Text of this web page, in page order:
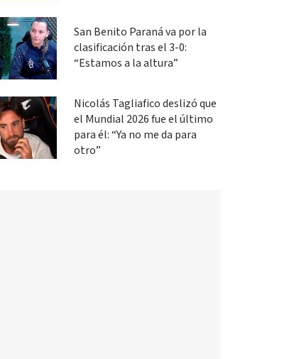
San Benito Paraná va por la
clasificación tras el 3-0:
“Estamos a la altura”
Nicolás Tagliafico deslizó que
el Mundial 2026 fue el último
para él: “Ya no me da para
otro”